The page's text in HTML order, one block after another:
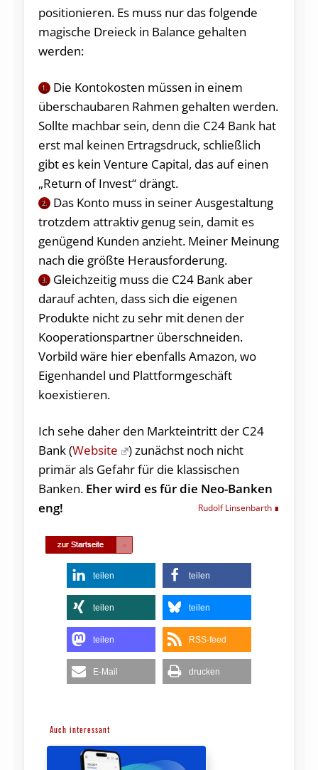
positionieren. Es muss nur das folgende
magische Dreieck in Balance gehalten
werden:
1.
Die Kontokosten müssen in einem
überschaubaren Rahmen gehalten werden.
Sollte machbar sein, denn die C24 Bank hat
erst mal keinen Ertragsdruck, schließlich
gibt es kein Venture Capital, das auf einen
„Return of Invest“ drängt.
2.
Das Konto muss in seiner Ausgestaltung
trotzdem attraktiv genug sein, damit es
genügend Kunden anzieht. Meiner Meinung
nach die größte Herausforderung.
3.
Gleichzeitig muss die C24 Bank aber
darauf achten, dass sich die eigenen
Produkte nicht zu sehr mit denen der
Kooperationspartner überschneiden.
Vorbild wäre hier ebenfalls Amazon, wo
Eigenhandel und Plattformgeschäft
koexistieren.
Ich sehe daher den Markteintritt der C24
Bank (Website
) zunächst noch nicht
primär als Gefahr für die klassischen
Banken. Eher wird es für die Neo-Banken
eng!
Rudolf Linsenbarth
teilen teilen
teilen teilen
teilen RSS-feed
E-Mail drucken
Auch interessant